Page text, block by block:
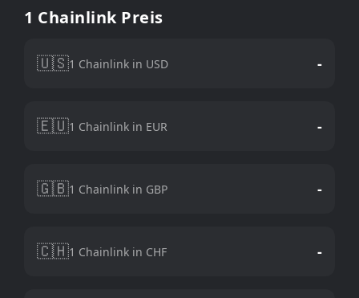
1 Chainlink Preis
🇺🇸1 Chainlink in USD -
🇪🇺1 Chainlink in EUR -
🇬🇧1 Chainlink in GBP -
🇨🇭1 Chainlink in CHF -